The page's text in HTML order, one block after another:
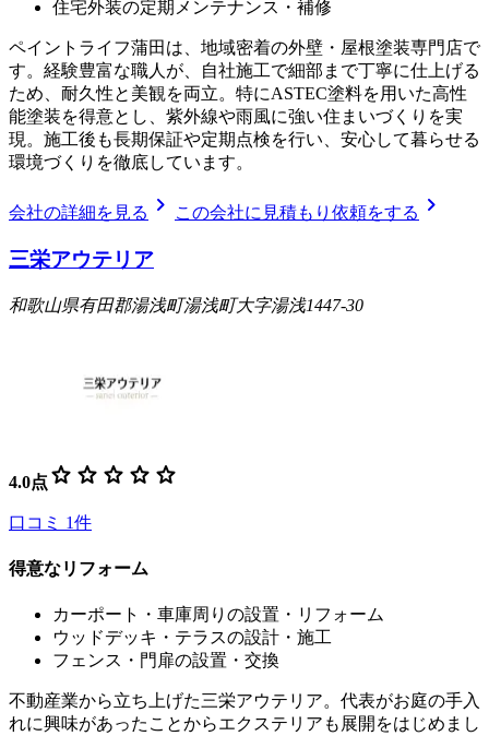
住宅外装の定期メンテナンス・補修
ペイントライフ蒲田は、地域密着の外壁・屋根塗装専門店で
す。経験豊富な職人が、自社施工で細部まで丁寧に仕上げる
ため、耐久性と美観を両立。特にASTEC塗料を用いた高性
能塗装を得意とし、紫外線や雨風に強い住まいづくりを実
現。施工後も長期保証や定期点検を行い、安心して暮らせる
環境づくりを徹底しています。
会社の詳細を見る chevron_right この会社に見積もり依頼をする chevron_right
三栄アウテリア
和歌山県有田郡湯浅町湯浅町大字湯浅1447-30
4.0点 star star star star star
口コミ 1件
得意なリフォーム
カーポート・車庫周りの設置・リフォーム
ウッドデッキ・テラスの設計・施工
フェンス・門扉の設置・交換
不動産業から立ち上げた三栄アウテリア。代表がお庭の手入
れに興味があったことからエクステリアも展開をはじめまし